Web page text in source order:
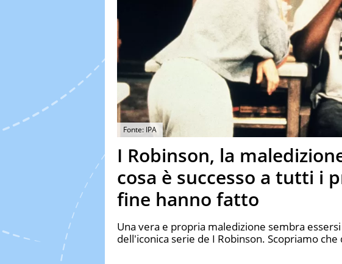
Fonte: IPA
I Robinson, la
cosa è successo a tutti i
fine hanno fatto
Una vera e propria maledizione sembra
dell'iconica serie de I Robinson. Scopriamo